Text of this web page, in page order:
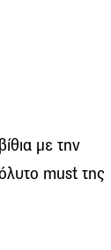
με την
must της